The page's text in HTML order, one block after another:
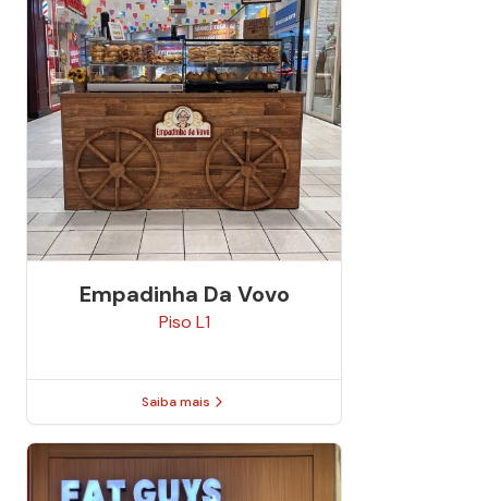
Empadinha Da Vovo
Piso L1
Saiba mais